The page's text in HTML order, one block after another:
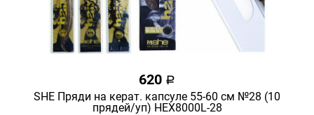
620 a
SHE Пряди на керат. капсуле 55-60 см №28 (10
прядей/уп) HEX8000L-28